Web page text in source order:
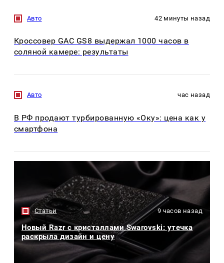
Авто 42 минуты назад
Кроссовер GAC GS8 выдержал 1000 часов в
соляной камере: результаты
Авто час назад
В РФ продают турбированную «Оку»: цена как у
смартфона
Статьи 9 часов назад
Новый Razr с кристаллами Swarovski: утечка
раскрыла дизайн и цену